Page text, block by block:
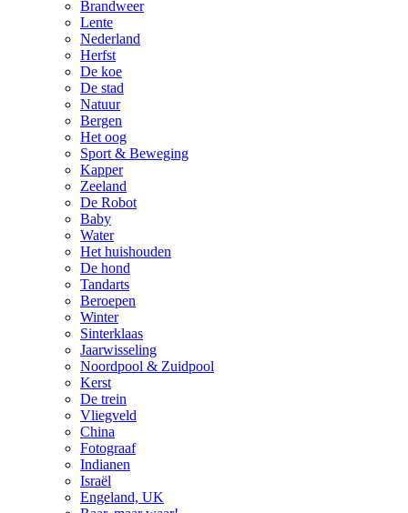
Brandweer
Lente
Nederland
Herfst
De koe
De stad
Natuur
Bergen
Het oog
Sport & Beweging
Kapper
Zeeland
De Robot
Baby
Water
Het huishouden
De hond
Tandarts
Beroepen
Winter
Sinterklaas
Jaarwisseling
Noordpool & Zuidpool
Kerst
De trein
Vliegveld
China
Fotograaf
Indianen
Israël
Engeland, UK